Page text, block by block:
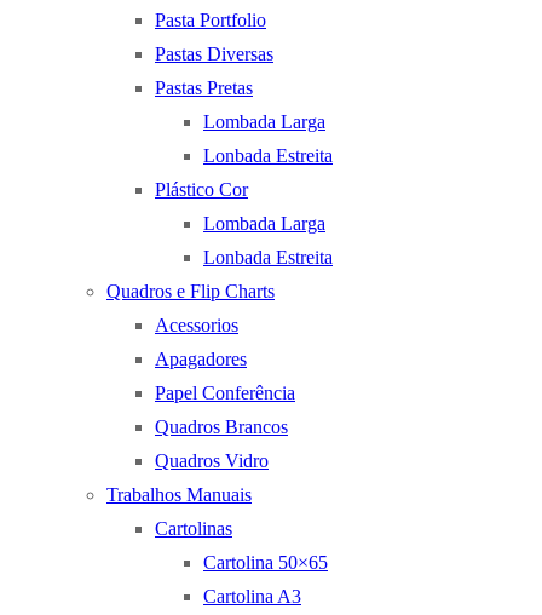
Pasta Portfolio
Pastas Diversas
Pastas Pretas
Lombada Larga
Lonbada Estreita
Plástico Cor
Lombada Larga
Lonbada Estreita
Quadros e Flip Charts
Acessorios
Apagadores
Papel Conferência
Quadros Brancos
Quadros Vidro
Trabalhos Manuais
Cartolinas
Cartolina 50×65
Cartolina A3